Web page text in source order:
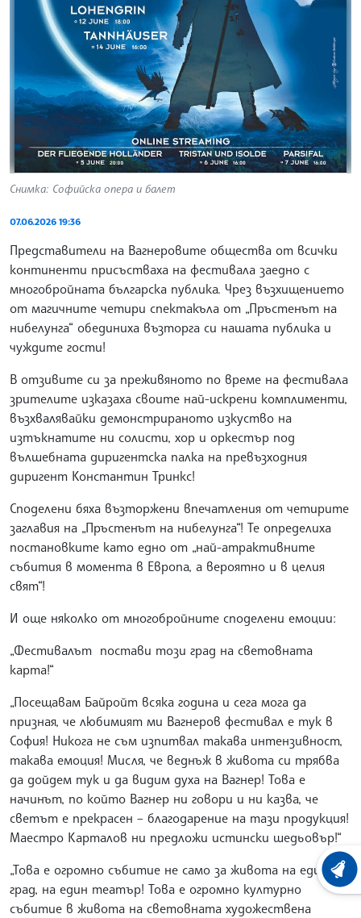
Снимка: Софийска опера и балет
07.06.2026 19:36
Представители на Вагнеровите общества от всички
континенти присъстваха на фестивала заедно с
многобройната българска публика. Чрез възхищението
от магичните четири спектакъла от „Пръстенът на
нибелунга“ обединиха възторга си нашата публика и
чуждите гости!
В отзивите си за преживяното по време на фестивала
зрителите изказаха своите най-искрени комплименти,
възхвалявайки демонстрираното изкуство на
изтъкнатите ни солисти, хор и оркестър под
вълшебната диригентска палка на превъзходния
диригент Константин Тринкс!
Споделени бяха възторжени впечатления от четирите
заглавия на „Пръстенът на нибелунга“! Те определиха
постановките като едно от „най-атрактивните
събития в момента в Европа, а вероятно и в целия
свят“!
И още няколко от многобройните споделени емоции:
„Фестивалът постави този град на световната
карта!“
„Посещавам Байройт всяка година и сега мога да
призная, че любимият ми Вагнеров фестивал е тук в
София! Никога не съм изпитвал такава интензивност,
такава емоция! Мисля, че веднъж в живота си трябва
да дойдем тук и да видим духа на Вагнер! Това е
начинът, по който Вагнер ни говори и ни казва, че
светът е прекрасен – благодарение на тази продукция!
Маестро Карталов ни предложи истински шедьовър!“
„Това е огромно събитие не само за живота на един
град, на един театър! Това е огромно културно
събитие в живота на световната художествена